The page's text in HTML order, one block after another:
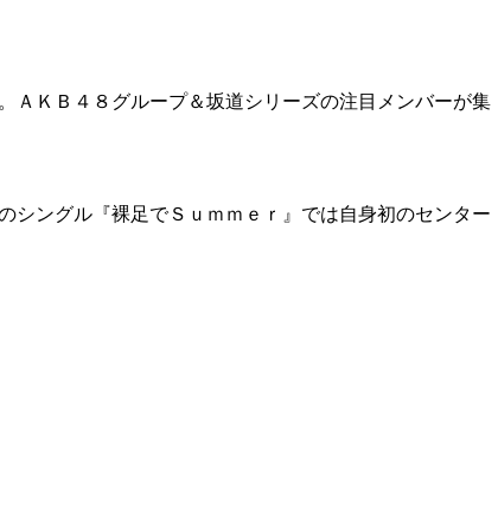
ＫＢ４８グループ＆坂道シリーズの注目メンバーが集
ングル『裸足でＳｕｍｍｅｒ』では自身初のセンター